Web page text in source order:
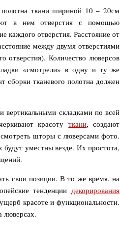
ткани шириной 10 – 20см
в нем отверстия с помощью
каждого отверстия. Расстояние от
между двумя отверстиями
отверстия). Количество люверсов
«смотрели» в одну и ту же
сборки тканевого полотна должен
красотуткани, создают
шторы с люверсами фото.
будут уместны везде. Их простота,
тенденции декорирования
красоте и функциональности.
люверсах.